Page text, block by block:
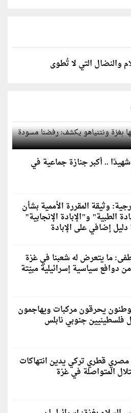
والنضال التي لا تُطوى
بغزة ونتنياهو يكشف: رفضنا
112 شهيدًا .. أكبر جنازة جماعية في
وثيقة المقررة الأممية بشأن
الطبية" و"الإبادة الإنجابية"
دليل إضافي على الإبادة
ما يتعرض له شعبنا في غزة
دوافع سياسية إسرائيلية مبيّتة
يحرقون مركبات ويهاجمون
فلسطينيين جنوبي نابلس
مصري قطري تركي يدين انتهاكات
المتواصلة في غزة